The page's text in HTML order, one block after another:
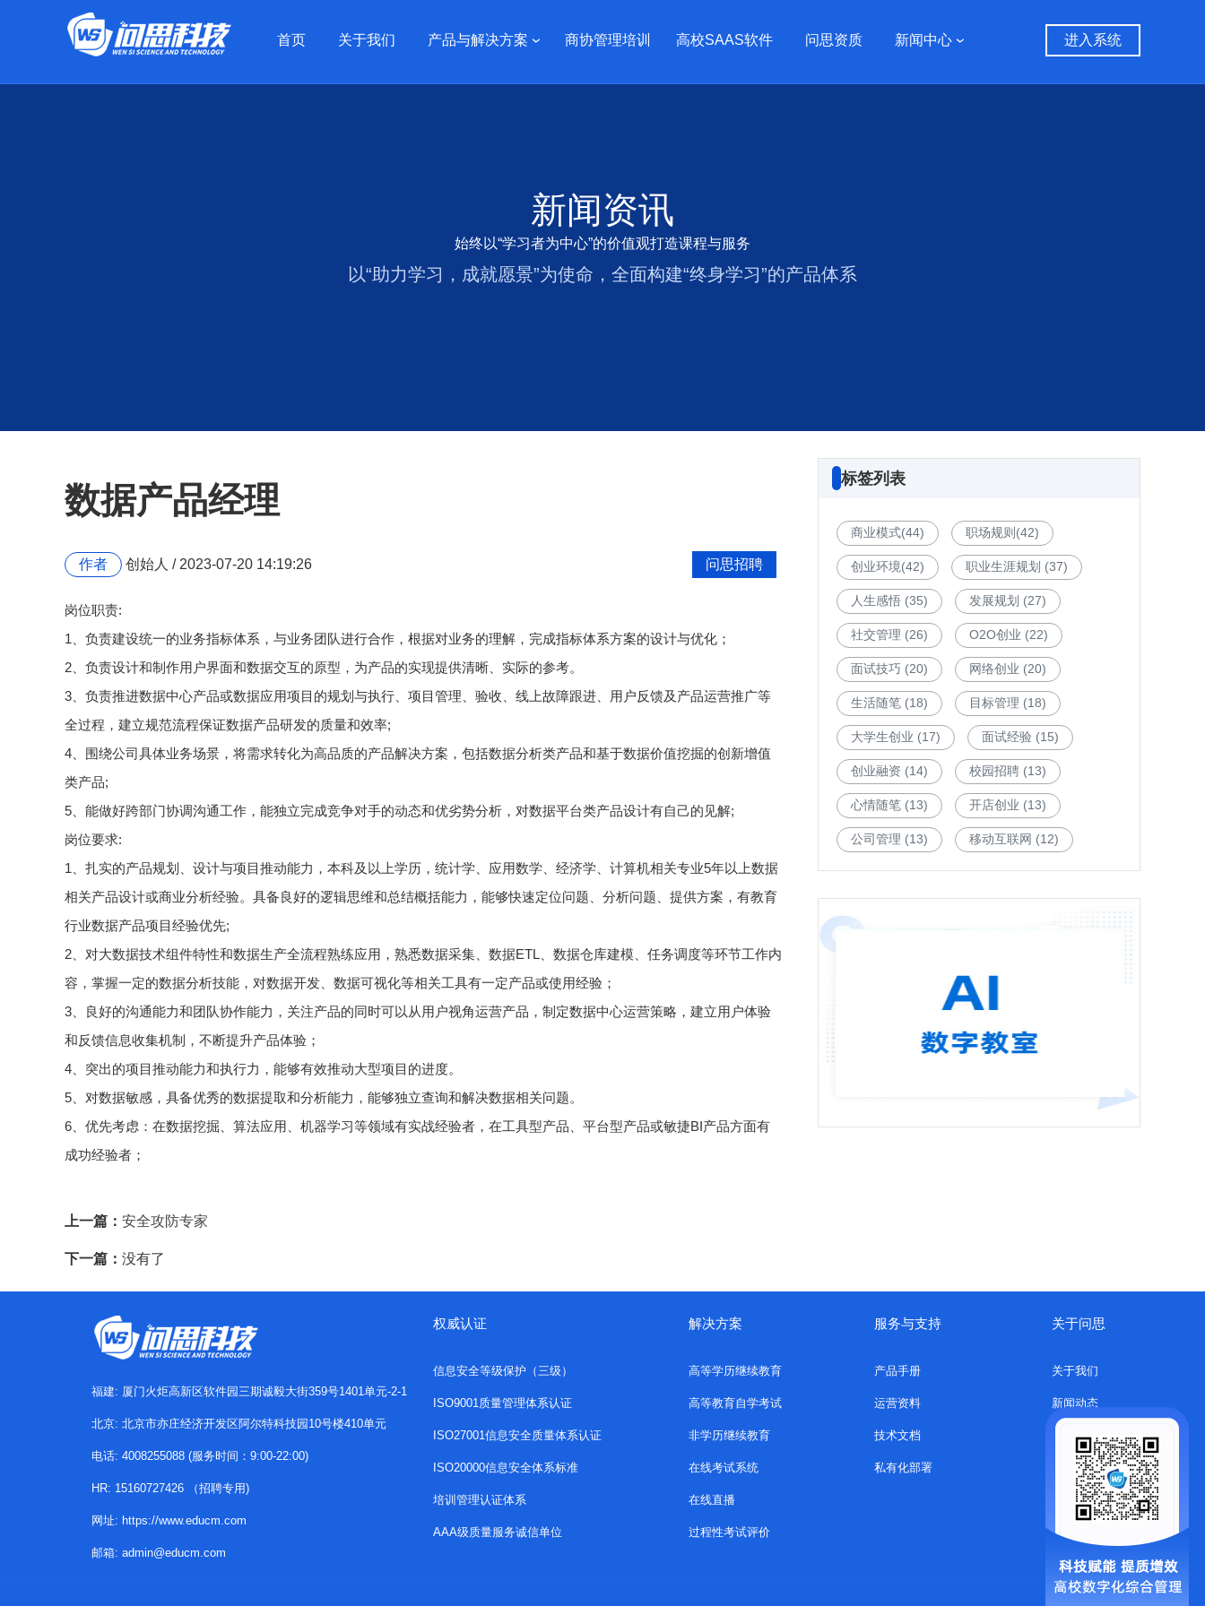
首页 关于我们 产品与解决方案 商协管理培训 高校SAAS软件 问思资质 新闻中心 进入系统
新闻资讯
始终以“学习者为中心”的价值观打造课程与服务
以“助力学习，成就愿景”为使命，全面构建“终身学习”的产品体系
数据产品经理
问思招聘
作者 创始人 / 2023-07-20 14:19:26
岗位职责:
1、负责建设统一的业务指标体系，与业务团队进行合作，根据对业务的理解，完成指标体系方案的设计与优化；
2、负责设计和制作用户界面和数据交互的原型，为产品的实现提供清晰、实际的参考。
3、负责推进数据中心产品或数据应用项目的规划与执行、项目管理、验收、线上故障跟进、用户反馈及产品运营推广等
全过程，建立规范流程保证数据产品研发的质量和效率;
4、围绕公司具体业务场景，将需求转化为高品质的产品解决方案，包括数据分析类产品和基于数据价值挖掘的创新增值
类产品;
5、能做好跨部门协调沟通工作，能独立完成竞争对手的动态和优劣势分析，对数据平台类产品设计有自己的见解;
岗位要求:
1、扎实的产品规划、设计与项目推动能力，本科及以上学历，统计学、应用数学、经济学、计算机相关专业5年以上数据
相关产品设计或商业分析经验。具备良好的逻辑思维和总结概括能力，能够快速定位问题、分析问题、提供方案，有教育
行业数据产品项目经验优先;
2、对大数据技术组件特性和数据生产全流程熟练应用，熟悉数据采集、数据ETL、数据仓库建模、任务调度等环节工作内
容，掌握一定的数据分析技能，对数据开发、数据可视化等相关工具有一定产品或使用经验；
3、良好的沟通能力和团队协作能力，关注产品的同时可以从用户视角运营产品，制定数据中心运营策略，建立用户体验
和反馈信息收集机制，不断提升产品体验；
4、突出的项目推动能力和执行力，能够有效推动大型项目的进度。
5、对数据敏感，具备优秀的数据提取和分析能力，能够独立查询和解决数据相关问题。
6、优先考虑：在数据挖掘、算法应用、机器学习等领域有实战经验者，在工具型产品、平台型产品或敏捷BI产品方面有
成功经验者；
上一篇： 安全攻防专家
下一篇： 没有了
标签列表
商业模式(44) 职场规则 (42)
创业环境(42) 职业生涯规划 (37)
人生感悟 (35) 发展规划 (27)
社交管理 (26) O2O创业 (22)
面试技巧 (20) 网络创业 (20)
生活随笔 (18) 目标管理 (18)
大学生创业 (17) 面试经验 (15)
创业融资 (14) 校园招聘 (13)
心情随笔 (13) 开店创业 (13)
公司管理 (13) 移动互联网 (12)
福建: 厦门火炬高新区软件园三期诚毅大街359号1401单元-2-1
北京: 北京市亦庄经济开发区阿尔特科技园10号楼410单元
电话: 4008255088 (服务时间：9:00-22:00)
HR: 15160727426 （招聘专用)
网址: https://www.educm.com
邮箱: admin@educm.com
权威认证
信息安全等级保护（三级）
ISO9001质量管理体系认证
ISO27001信息安全质量体系认证
ISO20000信息安全体系标准
培训管理认证体系
AAA级质量服务诚信单位
解决方案
高等学历继续教育
高等教育自学考试
非学历继续教育
在线考试系统
在线直播
过程性考试评价
服务与支持
产品手册
运营资料
技术文档
私有化部署
关于问思
关于我们
新闻动态
企微SCRM
渠道合作